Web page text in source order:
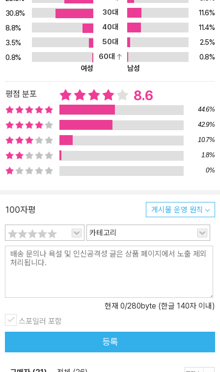
떻게 살고 있는지를 스스로 파악하는 일은 자신의 성숙뿐 아니라 다
른 사람들과 더불어 살기 위해서 꼭 필요하다. 기초부터 고전까지, 제
대로 책 읽는 법 이 책의 가장 큰 특징은 저자, 번역자, 편집자, 논술
교사, 독서 모임 강사 등 텍스트와 관련한 여러 가지 일을 오래도록 섭
렵하면서 단련된 독서가 김이경 선생이 텍스트 읽는 법을 총망라하였
는 법, 다독법, 정독법, 여럿이 함께 읽는 법, 어려운 책 읽는 법, 쓰면
서 읽는 법, 소리 내어 읽는 법, 아이와 함께 읽는 법, 문학 읽는 법, 고
전 읽는 법 등 여러 가지 상황과 처지에 맞게 책을 접하는 방법을 자신
의 인생 갈피갈피에서 겪은 생생한 체험과 함께 폭 넓고 다양하게 소
개한다. 선생의 유려한 글쓰기와 꼼꼼한 책 읽기 경험이 골고루 잘 섞
인 이 책은 아직 책 읽기에 익숙지 않은 독자도 편안히 책과 접할 수
있도록 쓰였다. 따라서 이 책을 읽는 독자는 제대로 책 읽는 데 필요한
나의 의지와 관계없이 외부 세계에서 발생하여 나를 힘들고 고통스럽
게 하는 사태에 처했을 때, 그 어떠한 경우에도 굳게 뿌리박아 흔들림
없는 ‘든든한 내면’을 만드는 데 독서만 한 게 있을까? 이 책을 읽으면
그 ‘든든한 내면’을 만들기 위한 기초를 다질 수 있으며, 이 기초는 책
을 제대로 읽는 방법을 익히는 것이다. 땅콩문고를 시작하며 땅콩은
열매이면서 그 자체로 씨앗이다. 고소한 맛에 모양도 재미나게 생겼
가운데서도 우리의 정신을 고양하는 다양한 문화를 좀 더 잘 이해하
고 감상하는 일이 하나의 방법이 될 수 있을 것이다. 우리가 살아가는
사회와 문화에 대한 이해와 감상을 돕는 책을 한 권씩 꼼꼼하게 갈무
30.8%
30대
11.6%
8.8%
40대
11.4%
3.5%
50대
2.5%
0.8%
60대
0.8%
여성
남성
평점 분포 8.6
44.6%
42.9%
10.7%
1.8%
0%
100자평 게시물 운영 원칙
카테고리
현재 0/280byte (한글 140자 이내)
스포일러 포함
등록